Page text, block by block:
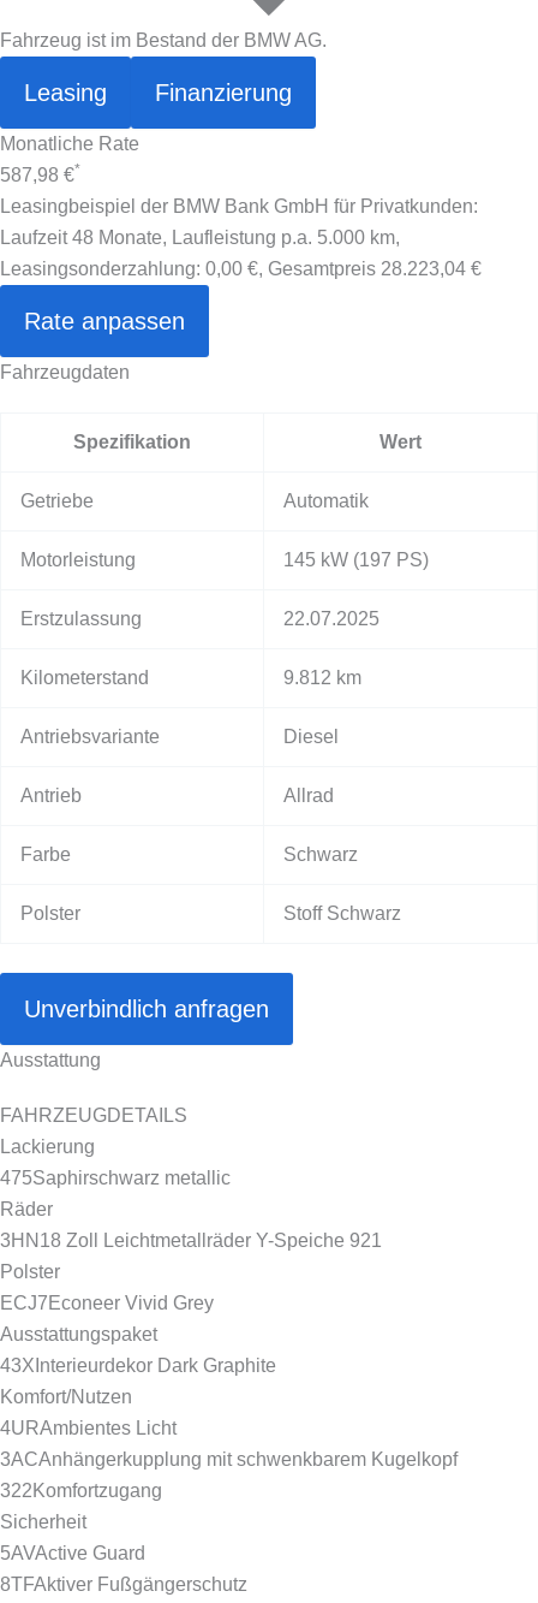
Fahrzeug ist im Bestand der BMW AG.
Leasing Finanzierung
Monatliche Rate
587,98 €*
Leasingbeispiel der BMW Bank GmbH für Privatkunden:
Laufzeit 48 Monate, Laufleistung p.a. 5.000 km,
Leasingsonderzahlung: 0,00 €, Gesamtpreis 28.223,04 €
Rate anpassen
Fahrzeugdaten
Spezifikation Wert
Getriebe Automatik
Motorleistung 145 kW (197 PS)
Erstzulassung 22.07.2025
Kilometerstand 9.812 km
Antriebsvariante Diesel
Antrieb Allrad
Farbe Schwarz
Polster Stoff Schwarz
Unverbindlich anfragen
Ausstattung
FAHRZEUGDETAILS
Lackierung
475Saphirschwarz metallic
Räder
3HN 18 Zoll Leichtmetallräder Y-Speiche 921
Polster
ECJ7 Econeer Vivid Grey
Ausstattungspaket
43X Interieurdekor Dark Graphite
Komfort/Nutzen
4URAmbientes Licht
3ACAnhängerkupplung mit schwenkbarem Kugelkopf
322 Komfortzugang
Sicherheit
5AVActive Guard
8TFAktiver Fußgängerschutz